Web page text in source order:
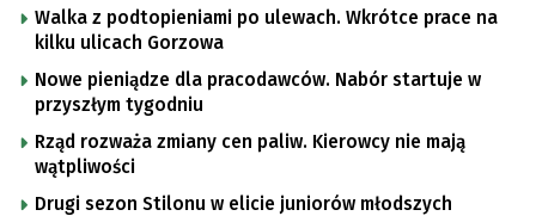
Walka z podtopieniami po ulewach. Wkrótce prace na
kilku ulicach Gorzowa
Nowe pieniądze dla pracodawców. Nabór startuje w
przyszłym tygodniu
Rząd rozważa zmiany cen paliw. Kierowcy nie mają
wątpliwości
Drugi sezon Stilonu w elicie juniorów młodszych